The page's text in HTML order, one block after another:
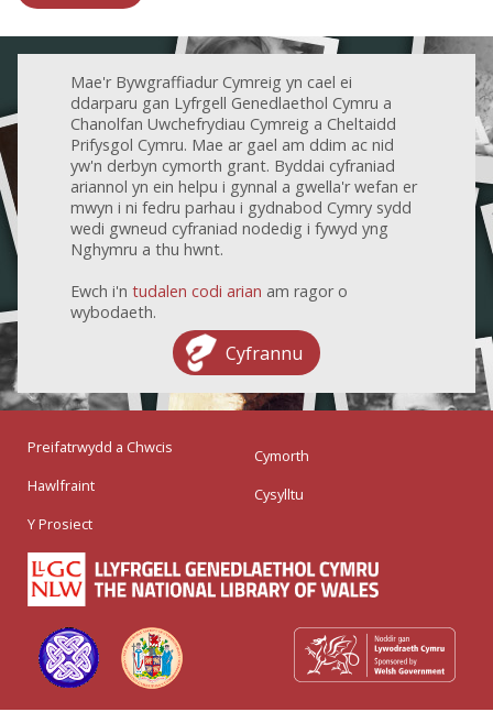
Mae'r Bywgraffiadur Cymreig yn cael ei
ddarparu gan Lyfrgell Genedlaethol Cymru a
Chanolfan Uwchefrydiau Cymreig a Cheltaidd
Prifysgol Cymru. Mae ar gael am ddim ac nid
yw'n derbyn cymorth grant. Byddai cyfraniad
ariannol yn ein helpu i gynnal a gwella'r wefan er
mwyn i ni fedru parhau i gydnabod Cymry sydd
wedi gwneud cyfraniad nodedig i fywyd yng
Nghymru a thu hwnt.
Ewch i'n tudalen codi arian am ragor o
wybodaeth.
Cyfrannu
Preifatrwydd a Chwcis
Hawlfraint
Y Prosiect
Cymorth
Cysylltu